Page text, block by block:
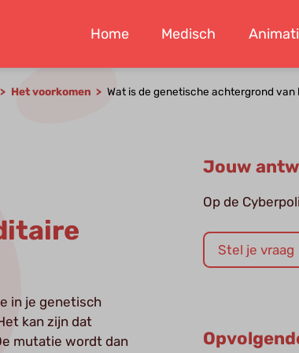
Home Medisch
Het voorkomen Wat is de genetische achtergrond
in je genetisch
kan zijn dat
mutatie wordt dan
Jouw
Op de
Stel je vraag